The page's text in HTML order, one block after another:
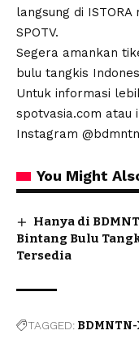
langsung di
SPOTV.
Segera amankan
bulu tangkis
Untuk informasi
spotvasia.com atau
Instagram
You Might
Hanya di
Bintang Bulu
Tersedia
TAGGED: BDMNTN-